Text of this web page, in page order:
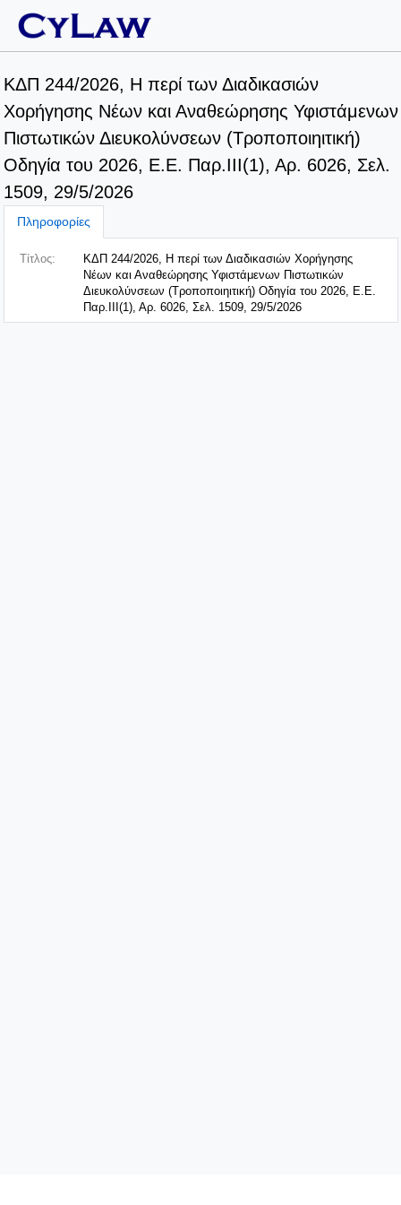
ΚΔΠ 244/2026, Η περί των Διαδικασιών
Χορήγησης Νέων και Αναθεώρησης Υφιστάμενων
Πιστωτικών Διευκολύνσεων (Τροποποιηιτική)
Οδηγία του 2026, E.E. Παρ.ΙΙΙ(1), Αρ. 6026, Σελ.
1509, 29/5/2026
Πληροφορίες
Τίτλος:
ΚΔΠ 244/2026, Η περί των Διαδικασιών Χορήγησης
Νέων και Αναθεώρησης Υφιστάμενων Πιστωτικών
Διευκολύνσεων (Τροποποιηιτική) Οδηγία του 2026, E.E.
Παρ.ΙΙΙ(1), Αρ. 6026, Σελ. 1509, 29/5/2026